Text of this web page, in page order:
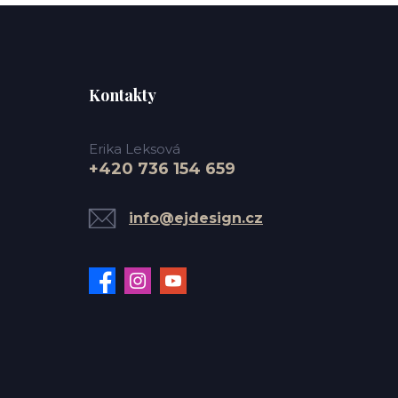
Kontakty
Erika Leksová
+420 736 154 659
info@ejdesign.cz